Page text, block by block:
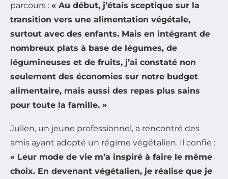
parcours : « Au début, j’étais sceptique sur la
transition vers une alimentation végétale,
surtout avec des enfants. Mais en intégrant de
nombreux plats à base de légumes, de
légumineuses et de fruits, j’ai constaté non
seulement des économies sur notre budget
alimentaire, mais aussi des repas plus sains
pour toute la famille. »
Julien, un jeune professionnel, a rencontré des
amis ayant adopté un régime végétalien. Il confie :
« Leur mode de vie m’a inspiré à faire le même
choix. En devenant végétalien, je réalise que je